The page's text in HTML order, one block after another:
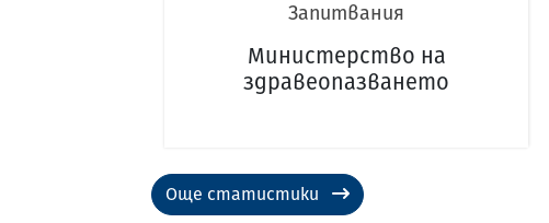
Запитвания
Министерство на
здравеопазването
Още статистики